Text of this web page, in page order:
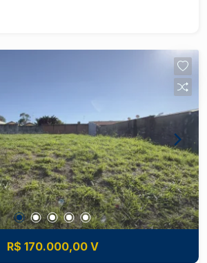
de comércio e serviços; -
de supermercados, escolas,
individualizada. -
- Bairro em constante
- Excelente mobilidade para
da cidade; - Região valorizada
e qualidade de vida; - Ideal
construir a casa própria ou
terreno com ótimo potencial de
agende uma visita!
R$ 170.000,00 V